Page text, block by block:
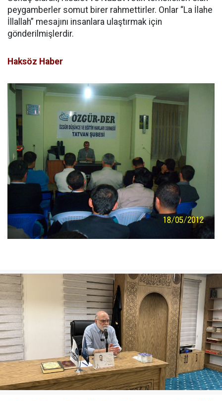
peygamberler somut birer rahmettirler. Onlar “La İlahe
İllallah” mesajını insanlara ulaştırmak için
gönderilmişlerdir.
Haksöz Haber